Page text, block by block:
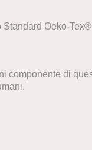
Oeko-
di